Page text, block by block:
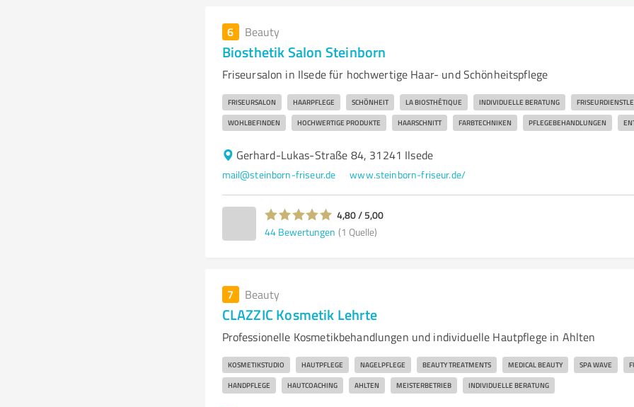
6 Beauty
Biosthetik Salon Steinborn
Friseursalon in Ilsede für hochwertige Haar- und Schönheitspflege
FRISEURSALON HAARPFLEGE SCHÖNHEIT LA BIOSTHÉTIQUE INDIVIDUELLE BERATUNG
WOHLBEFINDEN HOCHWERTIGE PRODUKTE HAARSCHNITT FARBTECHNIKEN PFLEGEBEHANDLUNGEN
Gerhard-Lukas-Straße 84, 31241 Ilsede
mail@steinborn-friseur.de www.steinborn-friseur.de/
4,80 / 5,00
44 Bewertungen (1 Quelle)
7 Beauty
CLAZZIC Kosmetik Lehrte
Professionelle Kosmetikbehandlungen und individuelle Hautpflege in Ahlten
KOSMETIKSTUDIO HAUTPFLEGE NAGELPFLEGE BEAUTY TREATMENTS MEDICAL BEAUTY SPA WAVE
HANDPFLEGE HAUTCOACHING AHLTEN MEISTERBETRIEB INDIVIDUELLE BERATUNG